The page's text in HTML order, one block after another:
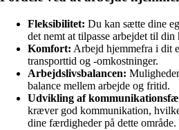
Fleksibilitet: Du kan sætte dine
det nemt at tilpasse arbejdet til din
Komfort: Arbejd hjemmefra i dit
transporttid og -omkostninger.
Arbejdslivsbalancen:
balance mellem arbejde og fritid.
Udvikling af
kræver god kommunikation,
dine færdigheder på dette område.